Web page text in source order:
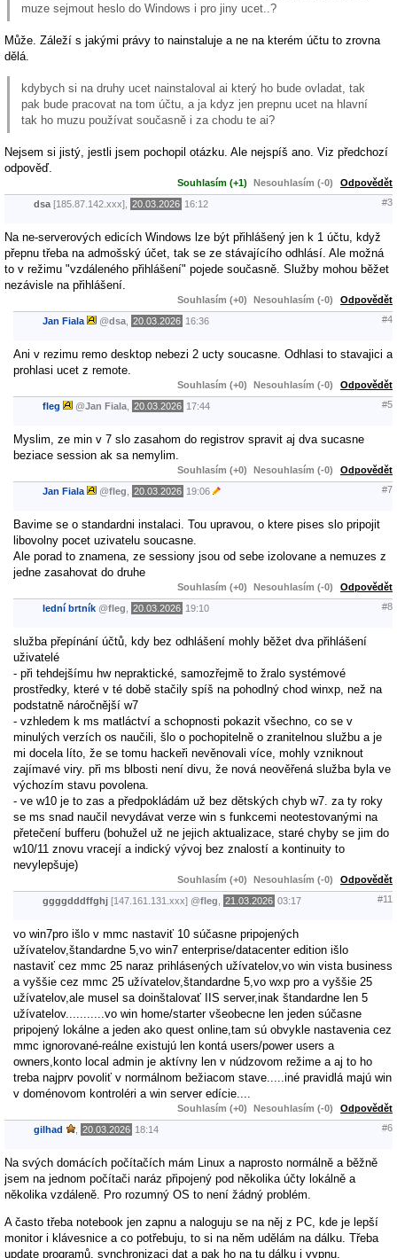
muze sejmout heslo do Windows i pro jiny ucet..?
Může. Záleží s jakými právy to nainstaluje a ne na kterém účtu to zrovna
dělá.
kdybych si na druhy ucet nainstaloval ai který ho bude ovladat, tak
pak bude pracovat na tom účtu, a ja kdyz jen prepnu ucet na hlavní
tak ho muzu používat současně i za chodu te ai?
Nejsem si jistý, jestli jsem pochopil otázku. Ale nejspíš ano. Viz předchozí
odpověď.
Souhlasím (+1) Nesouhlasím (-0) Odpovědět
dsa [185.87.142.xxx], 20.03.2026 16:12 #3
Na ne-serverových edicích Windows lze být přihlášený jen k 1 účtu, když
přepnu třeba na admošský účet, tak se ze stávajícího odhlásí. Ale možná
to v režimu "vzdáleného přihlášení" pojede současně. Služby mohou běžet
nezávisle na přihlášení.
Souhlasím (+0) Nesouhlasím (-0) Odpovědět
Jan Fiala @dsa 20.03.2026 16:36 #4
Ani v rezimu remo desktop nebezi 2 ucty soucasne. Odhlasi to stavajici a
prohlasi ucet z remote.
Souhlasím (+0) Nesouhlasím (-0) Odpovědět
fleg @Jan Fiala 20.03.2026 17:44 #5
Myslim, ze min v 7 slo zasahom do registrov spravit aj dva sucasne
beziace session ak sa nemylim.
Souhlasím (+0) Nesouhlasím (-0) Odpovědět
Jan Fiala @fleg 20.03.2026 19:06 #7
Bavime se o standardni instalaci. Tou upravou, o ktere pises slo pripojit
libovolny pocet uzivatelu soucasne.
Ale porad to znamena, ze sessiony jsou od sebe izolovane a nemuzes z
jedne zasahovat do druhe
Souhlasím (+0) Nesouhlasím (-0) Odpovědět
lední brtník @fleg 20.03.2026 19:10 #8
služba přepínání účtů, kdy bez odhlášení mohly běžet dva přihlášení
uživatelé
- při tehdejšímu hw nepraktické, samozřejmě to žralo systémové
prostředky, které v té době stačily spíš na pohodlný chod winxp, než na
podstatně náročnější w7
- vzhledem k ms matláctví a schopnosti pokazit všechno, co se v
minulých verzích os naučili, šlo o pochopitelně o zranitelnou službu a je
mi docela líto, že se tomu hackeři nevěnovali více, mohly vzniknout
zajímavé viry. při ms blbosti není divu, že nová neověřená služba byla ve
výchozím stavu povolena.
- ve w10 je to zas a předpokládám už bez dětských chyb w7. za ty roky
se ms snad naučil nevydávat verze win s funkcemi neotestovanými na
přetečení bufferu (bohužel už ne jejich aktualizace, staré chyby se jim do
w10/11 znovu vracejí a indický vývoj bez znalostí a kontinuity to
nevylepšuje)
Souhlasím (+0) Nesouhlasím (-0) Odpovědět
ggggdddffghj [147.161.131.xxx] @fleg 21.03.2026 03:17 #11
vo win7pro išlo v mmc nastaviť 10 súčasne pripojených
užívatelov,štandardne 5,vo win7 enterprise/datacenter edition išlo
nastaviť cez mmc 25 naraz prihlásených užívatelov,vo win vista business
a vyššie cez mmc 25 užívatelov,štandardne 5,vo wxp pro a vyššie 25
užívatelov,ale musel sa doinštalovať IIS server,inak štandardne len 5
užívatelov...........vo win home/starter všeobecne len jeden súčasne
pripojený lokálne a jeden ako quest online,tam sú obvykle nastavenia cez
mmc ignorované-reálne existujú len kontá users/power users a
owners,konto local admin je aktívny len v núdzovom režime a aj to ho
treba najprv povoliť v normálnom bežiacom stave.....iné pravidlá majú win
v doménovom kontroléri a win server edície....
Souhlasím (+0) Nesouhlasím (-0) Odpovědět
gilhad 20.03.2026 18:14 #6
Na svých domácích počítačích mám Linux a naprosto normálně a běžně
jsem na jednom počítači naráz připojený pod několika účty lokálně a
několika vzdáleně. Pro rozumný OS to není žádný problém.
A často třeba notebook jen zapnu a naloguju se na něj z PC, kde je lepší
monitor i klávesnice a co potřebuju, to si na něm udělám na dálku. Třeba
update programů, synchronizaci dat a pak ho na tu dálku i vypnu.